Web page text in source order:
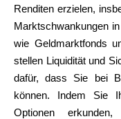
Renditen erzielen,
Marktschwankungen
wie Geldmarktfonds
stellen Liquidität und
dafür, dass Sie bei
können. Indem Sie
Optionen